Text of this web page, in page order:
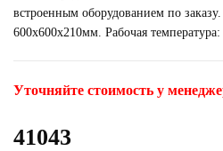
встроенным оборудованием по
600x600x210мм. Рабочая
Уточняйте стоимость у
41043